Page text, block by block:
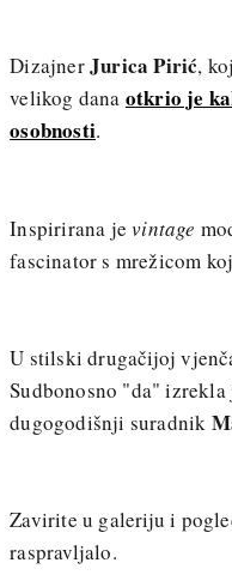
DizajnerJurica Pirić,
velikog dana otkrio je
osobnosti.
Inspirirana jevintage
fascinator s mrežicom
U stilski drugačijoj
Sudbonosno "da"
dugogodišnji suradnik
Zavirite u galeriju i
raspravljalo.